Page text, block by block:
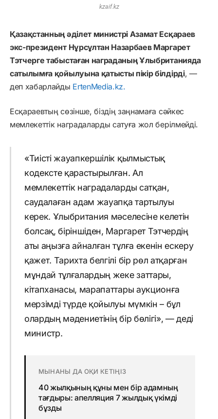
kzaif.kz
Қазақстанның әділет министрі Азамат Есқараев
экс-президент Нұрсұлтан Назарбаев Маргарет
Тэтчерге табыстаған награданың Ұлыбританияда
сатылымға қойылуына қатысты пікір білдірді, —
деп хабарлайды ErtenMedia.kz.
Есқараевтың сөзінше, біздің заңнамаға сәйкес
мемлекеттік наградаларды сатуға жол берілмейді.
«Тиісті жауапкершілік қылмыстық
кодексте қарастырылған. Ал
мемлекеттік наградаларды сатқан,
саудалаған адам жауапқа тартылуы
керек. Ұлыбритания мәселесіне келетін
болсақ, біріншіден, Маргарет Тэтчердің
аты аңызға айналған тұлға екенін ескеру
қажет. Тарихта белгілі бір рөл атқарған
мұндай тұлғалардың жеке заттары,
кітапханасы, марапаттары аукционға
мерзімді түрде қойылуы мүмкін – бұл
олардың мәдениетінің бір бөлігі», — деді
министр.
МЫНАНЫ ДА ОҚИ КЕТІҢІЗ
40 жылқының құны мен бір адамның
тағдыры: апелляция 7 жылдық үкімді
бұзды